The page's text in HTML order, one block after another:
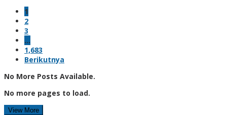
1
2
3
…
1,683
Berikutnya
No More Posts Available.
No more pages to load.
View More